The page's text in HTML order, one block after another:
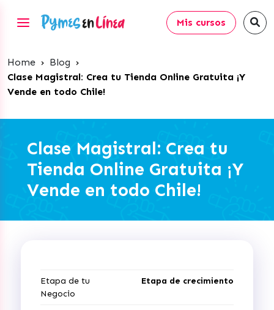
Mis cursos
Home › Blog ›
Clase Magistral: Crea tu Tienda Online Gratuita ¡Y
Vende en todo Chile!
Clase Magistral: Crea tu
Tienda Online Gratuita ¡Y
Vende en todo Chile!
Etapa de tu
Negocio
Etapa de crecimiento